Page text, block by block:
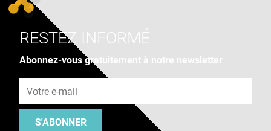
RESTEZ INFORMÉ
Abonnez-vous gratuitement à notre newsletter
S'ABONNER